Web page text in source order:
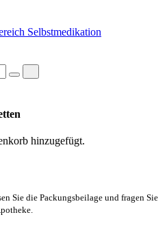
Selbstmedikation
hinzugefügt.
Sie die Packungsbeilage und fragen Sie